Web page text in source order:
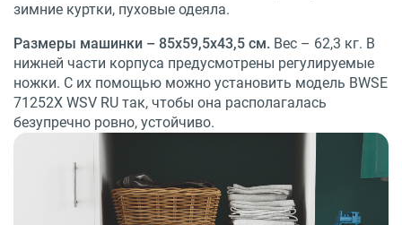
зимние куртки, пуховые одеяла.
Размеры машинки – 85х59,5х43,5 см. Вес – 62,3 кг. В
нижней части корпуса предусмотрены регулируемые
ножки. С их помощью можно установить модель BWSE
71252X WSV RU так, чтобы она располагалась
безупречно ровно, устойчиво.